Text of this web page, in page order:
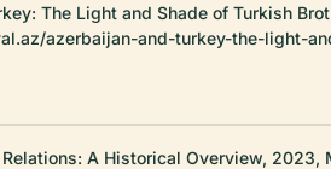
The Light and Shade of Turkish
azerbaijan-and-turkey-the-light-
A Historical Overview, 2023,